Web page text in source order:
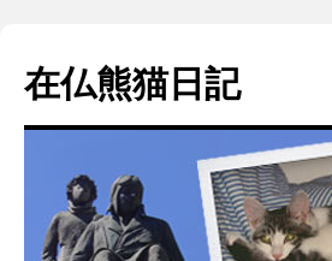
在仏熊猫日記